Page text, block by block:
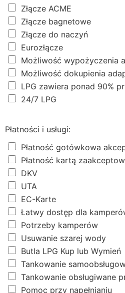
Złącze ACME
Złącze bagnetowe
Złącze do naczyń
Eurozłącze
Możliwość wypożyczenia
Możliwość dokupienia
LPG zawiera ponad 90%
24/7 LPG
Płatności i usługi:
Płatność gotówkowa
Płatność kartą
DKV
UTA
EC-Karte
Łatwy dostęp dla
Potrzeby kamperów
Usuwanie szarej wody
Butla LPG Kup lub Wymień
Tankowanie
Tankowanie obsługiwane
Pomoc przy napełnianiu